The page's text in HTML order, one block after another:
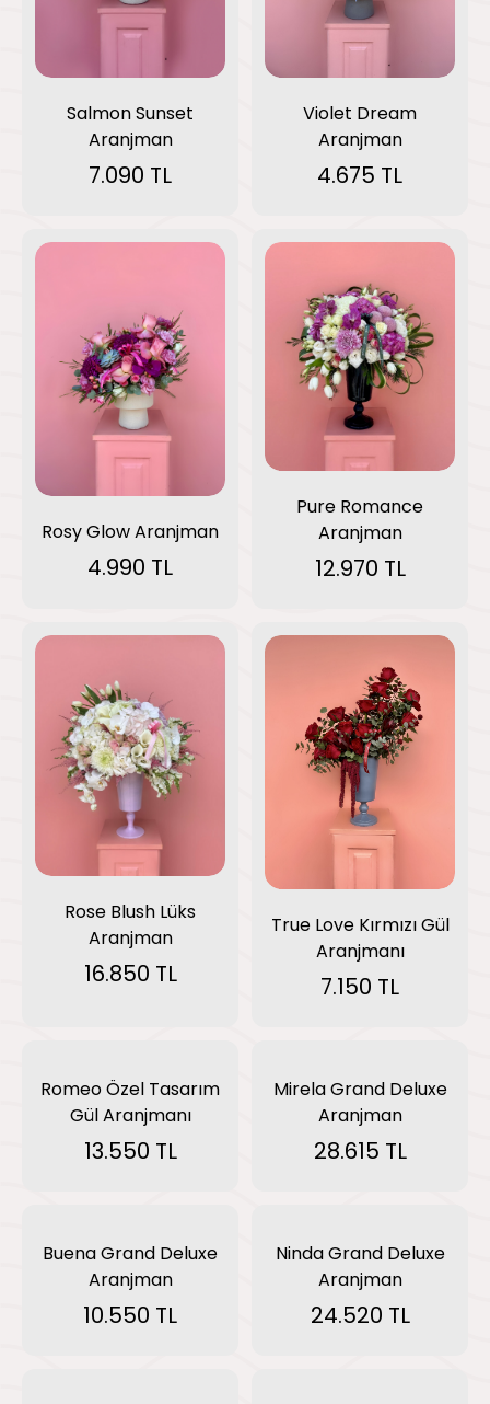
Salmon Sunset
Aranjman
7.090 TL
Violet Dream
Aranjman
4.675 TL
Rosy Glow Aranjman
4.990 TL
Pure Romance
Aranjman
12.970 TL
Rose Blush Lüks
Aranjman
16.850 TL
True Love Kırmızı Gül
Aranjmanı
7.150 TL
Romeo Özel Tasarım
Gül Aranjmanı
13.550 TL
Mirela Grand Deluxe
Aranjman
28.615 TL
Buena Grand Deluxe
Aranjman
10.550 TL
Ninda Grand Deluxe
Aranjman
24.520 TL